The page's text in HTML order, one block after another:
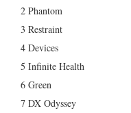
2 Phantom
3 Restraint
4 Devices
5 Infinite Health
6 Green
7 DX Odyssey